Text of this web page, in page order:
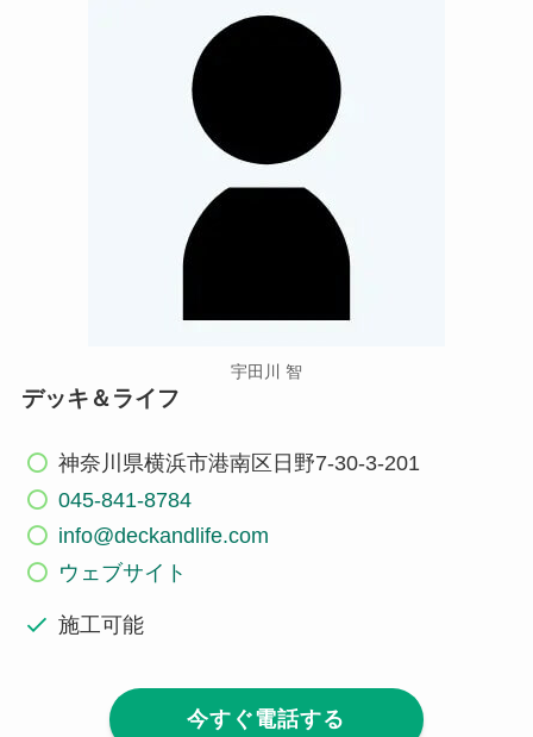
宇田川 智
デッキ＆ライフ
神奈川県横浜市港南区日野7-30-3-201
045-841-8784
info@deckandlife.com
ウェブサイト
施工可能
今すぐ電話する